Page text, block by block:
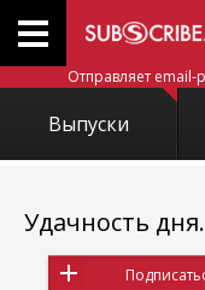
Отправляет
Выпуски
Удачность